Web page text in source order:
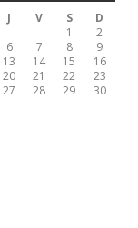
J V S
D
1
2
6 7 8
9
13 14 15
16
20 21 22
23
27 28 29
30